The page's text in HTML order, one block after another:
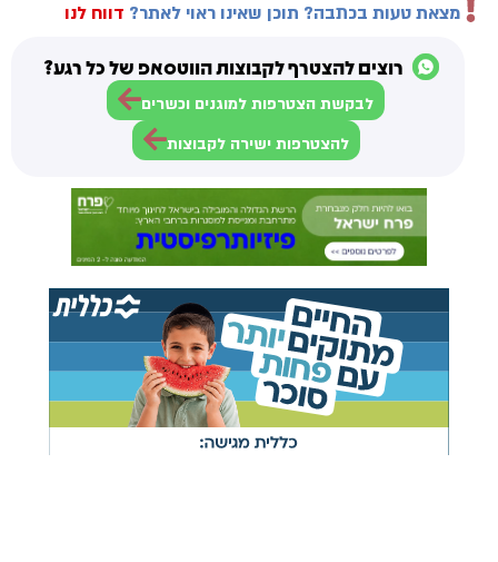
מצאת טעות בכתבה? תוכן שאינו ראוי לאתר? דווח לנו
רוצים להצטרף לקבוצות הווטסאפ של כל רגע?
לבקשת הצטרפות למוגנים וכשרים
להצטרפות ישירה לקבוצות